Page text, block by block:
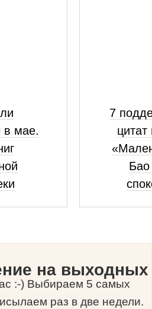
мае.
7
цитат
Бао
на выходных
:-) Выбираем 5 самых
раз в две недели.